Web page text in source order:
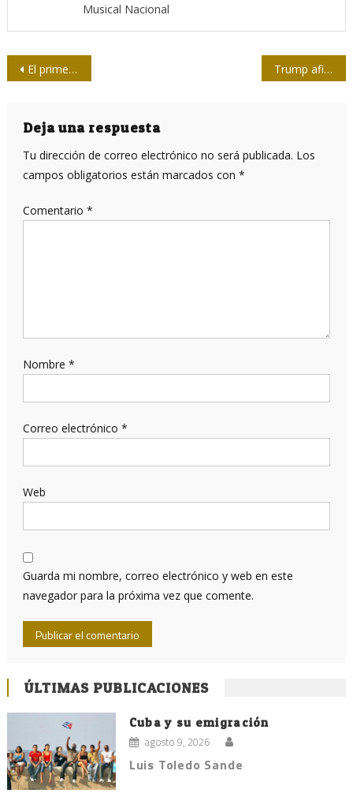
Musical Nacional
Navegación
entradas
El primer retrato que Guayasamín hizo a Fidel Trump afirma que “dentro de un tiempo” informará sobre el origen del nuevo coronavirus
Deja una respuesta
Tu dirección de correo electrónico no será publicada. Los
campos obligatorios están marcados con *
Comentario *
Nombre *
Correo electrónico *
Web
Guarda mi nombre, correo electrónico y web en este
navegador para la próxima vez que comente.
ÚLTIMAS PUBLICACIONES
Cuba y su emigración
agosto 9, 2026
Luis Toledo Sande